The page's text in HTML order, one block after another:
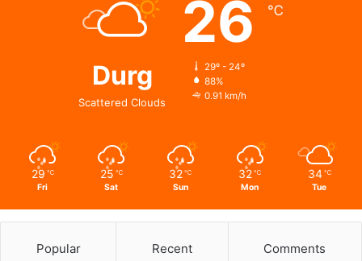
Durg
Scattered Clouds
26 ℃
29º - 24º
88%
0.91 km/h
29 ℃
Fri
25 ℃
Sat
32 ℃
Sun
32 ℃
Mon
34 ℃
Tue
Popular Recent Comments